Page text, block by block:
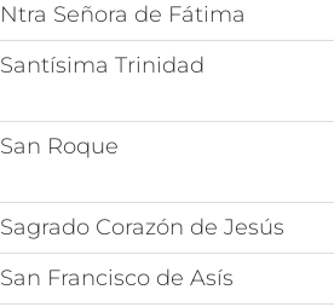
Ntra Señora de Fátima
Santísima Trinidad
San Roque
Sagrado Corazón de Jesús
San Francisco de Asís